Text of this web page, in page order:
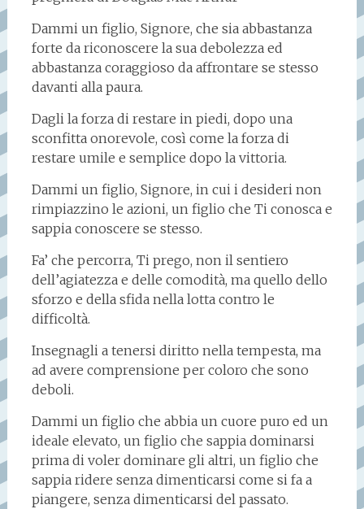
Dammi un figlio, Signore, che sia abbastanza
forte da riconoscere la sua debolezza ed
abbastanza coraggioso da affrontare se stesso
davanti alla paura.
Dagli la forza di restare in piedi, dopo una
sconfitta onorevole, così come la forza di
restare umile e semplice dopo la vittoria.
Dammi un figlio, Signore, in cui i desideri non
rimpiazzino le azioni, un figlio che Ti conosca e
sappia conoscere se stesso.
Fa’ che percorra, Ti prego, non il sentiero
dell’agiatezza e delle comodità, ma quello dello
sforzo e della sfida nella lotta contro le
difficoltà.
Insegnagli a tenersi diritto nella tempesta, ma
ad avere comprensione per coloro che sono
deboli.
Dammi un figlio che abbia un cuore puro ed un
ideale elevato, un figlio che sappia dominarsi
prima di voler dominare gli altri, un figlio che
sappia ridere senza dimenticarsi come si fa a
piangere, senza dimenticarsi del passato.